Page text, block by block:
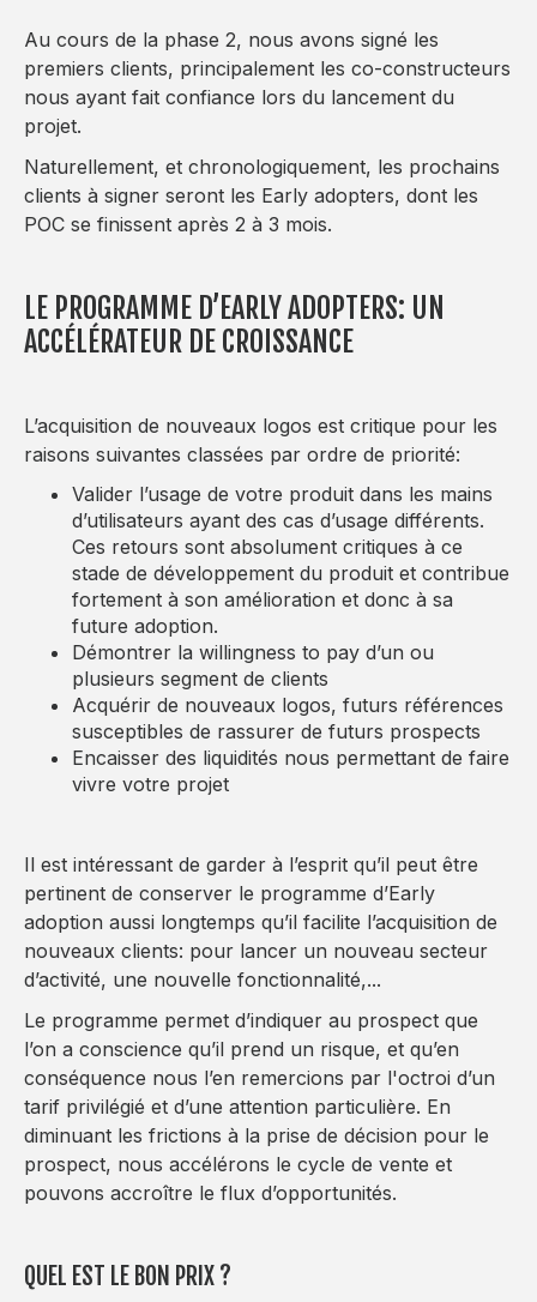
Au cours de la phase 2, nous avons signé les
premiers clients, principalement les co-constructeurs
nous ayant fait confiance lors du lancement du
projet.
Naturellement, et chronologiquement, les prochains
clients à signer seront les Early adopters, dont les
POC se finissent après 2 à 3 mois.
LE PROGRAMME D’EARLY ADOPTERS: UN
ACCÉLÉRATEUR DE CROISSANCE
L’acquisition de nouveaux logos est critique pour les
raisons suivantes classées par ordre de priorité:
Valider l’usage de votre produit dans les mains
d’utilisateurs ayant des cas d’usage différents.
Ces retours sont absolument critiques à ce
stade de développement du produit et contribue
fortement à son amélioration et donc à sa
future adoption.
Démontrer la willingness to pay d’un ou
plusieurs segment de clients
Acquérir de nouveaux logos, futurs références
susceptibles de rassurer de futurs prospects
Encaisser des liquidités nous permettant de faire
vivre votre projet
Il est intéressant de garder à l’esprit qu’il peut être
pertinent de conserver le programme d’Early
adoption aussi longtemps qu’il facilite l’acquisition de
nouveaux clients: pour lancer un nouveau secteur
d’activité, une nouvelle fonctionnalité,...
Le programme permet d’indiquer au prospect que
l’on a conscience qu’il prend un risque, et qu’en
conséquence nous l’en remercions par l'octroi d’un
tarif privilégié et d’une attention particulière. En
diminuant les frictions à la prise de décision pour le
prospect, nous accélérons le cycle de vente et
pouvons accroître le flux d’opportunités.
QUEL EST LE BON PRIX ?